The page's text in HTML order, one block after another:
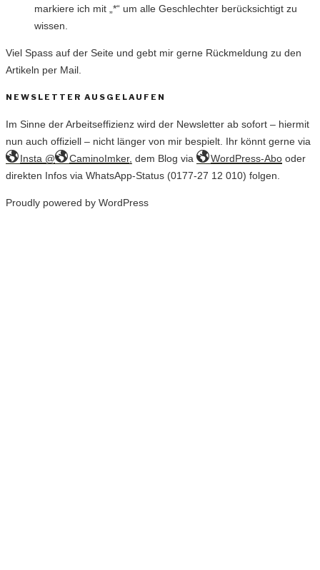
markiere ich mit „*“ um alle Geschlechter berücksichtigt zu
wissen.
Viel Spass auf der Seite und gebt mir gerne Rückmeldung zu den
Artikeln per Mail.
NEWSLETTER AUSGELAUFEN
Im Sinne der Arbeitseffizienz wird der Newsletter ab sofort – hiermit
nun auch offiziell – nicht länger von mir bespielt. Ihr könnt gerne via
Insta @
CaminoImker, dem Blog via WordPress-Abo oder
direkten Infos via WhatsApp-Status (0177-27 12 010) folgen.
Proudly powered by WordPress